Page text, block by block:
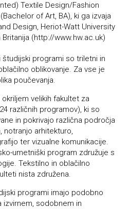
Textile Design/Fashion
of Art, BA), ki ga izvaja
Design, Heriot-Watt University
Britanija (http://www.hw.ac.uk)
programi so triletni in
oblikovanje. Za vse je
poučevanja.
velikih fakultet za
različnih programov), ki so
in pokrivajo različna področja
notranjo arhitekturo,
ter vizualne komunikacije.
umetniški program združuje s
Tekstilno in oblačilno
nista združena.
programi imajo podobno
izvirnem, sodobnem in